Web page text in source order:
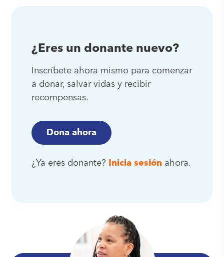
¿Eres un donante nuevo?
Inscríbete ahora mismo para comenzar
a donar, salvar vidas y recibir
recompensas.
Dona ahora
¿Ya eres donante? Inicia sesión ahora.